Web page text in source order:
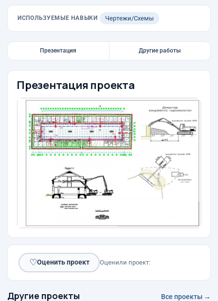
ИСПОЛЬЗУЕМЫЕ НАВЫКИ Чертежи/Схемы
Презентация Другие работы
Презентация проекта
♡Оценить проект Оценили проект:
Другие проекты Все проекты →